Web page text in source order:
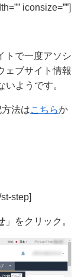
iconsize=””]
トで一度アソシ
ェブサイト情報
ようです。
法はこちらか
step]
」をクリック。